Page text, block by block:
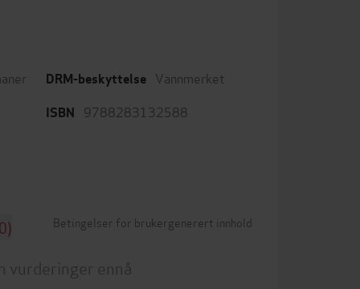
DRM-beskyttelse Vannmerket
ISBN 9788283132588
Betingelser for brukergenerert innhold
vurderinger ennå